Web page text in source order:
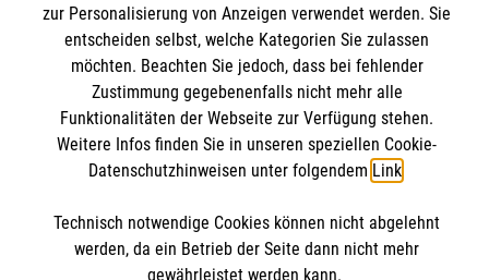
Impressum
Malteserorden
Malteser Jugend
Malteser International
Sharepoint
Spendenkonto
Empfänger: Malteser Hilfsdienst e.V.
BIC: GENODED 1PA7
zur Personalisierung von Anzeigen verwendet werden. Sie
entscheiden selbst, welche Kategorien Sie zulassen
möchten. Beachten Sie jedoch, dass bei fehlender
Zustimmung gegebenenfalls nicht mehr alle
Funktionalitäten der Webseite zur Verfügung stehen.
Weitere Infos finden Sie in unseren speziellen Cookie-
Datenschutzhinweisen unter folgendem Link.
Technisch notwendige Cookies können nicht abgelehnt
werden, da ein Betrieb der Seite dann nicht mehr
gewährleistet werden kann.